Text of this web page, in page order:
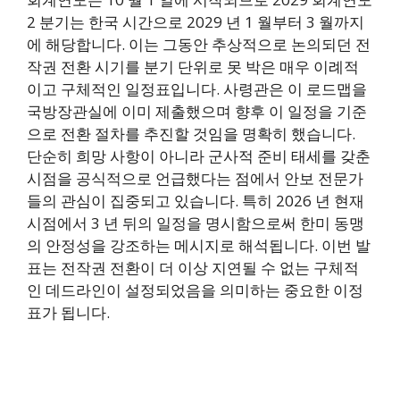
2 분기는 한국 시간으로 2029 년 1 월부터 3 월까지
에 해당합니다. 이는 그동안 추상적으로 논의되던 전
작권 전환 시기를 분기 단위로 못 박은 매우 이례적
이고 구체적인 일정표입니다. 사령관은 이 로드맵을
국방장관실에 이미 제출했으며 향후 이 일정을 기준
으로 전환 절차를 추진할 것임을 명확히 했습니다.
단순히 희망 사항이 아니라 군사적 준비 태세를 갖춘
시점을 공식적으로 언급했다는 점에서 안보 전문가
들의 관심이 집중되고 있습니다. 특히 2026 년 현재
시점에서 3 년 뒤의 일정을 명시함으로써 한미 동맹
의 안정성을 강조하는 메시지로 해석됩니다. 이번 발
표는 전작권 전환이 더 이상 지연될 수 없는 구체적
인 데드라인이 설정되었음을 의미하는 중요한 이정
표가 됩니다.